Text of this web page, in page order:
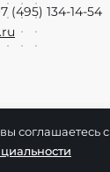
(495) 134-14-54
соглашаетесь с